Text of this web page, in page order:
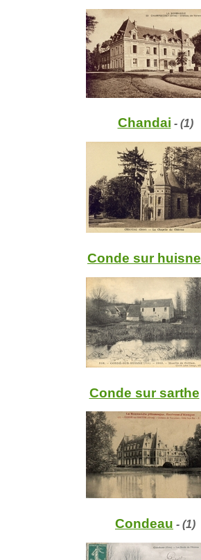
Chandai - (1)
Conde sur huisne
Conde sur sarthe
Condeau - (1)